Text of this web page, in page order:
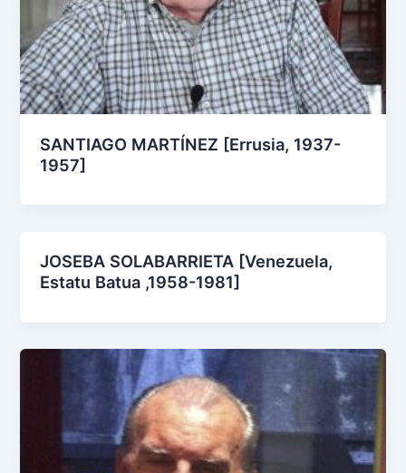
SANTIAGO MARTÍNEZ [Errusia, 1937-
1957]
JOSEBA SOLABARRIETA [Venezuela,
Estatu Batua ,1958-1981]